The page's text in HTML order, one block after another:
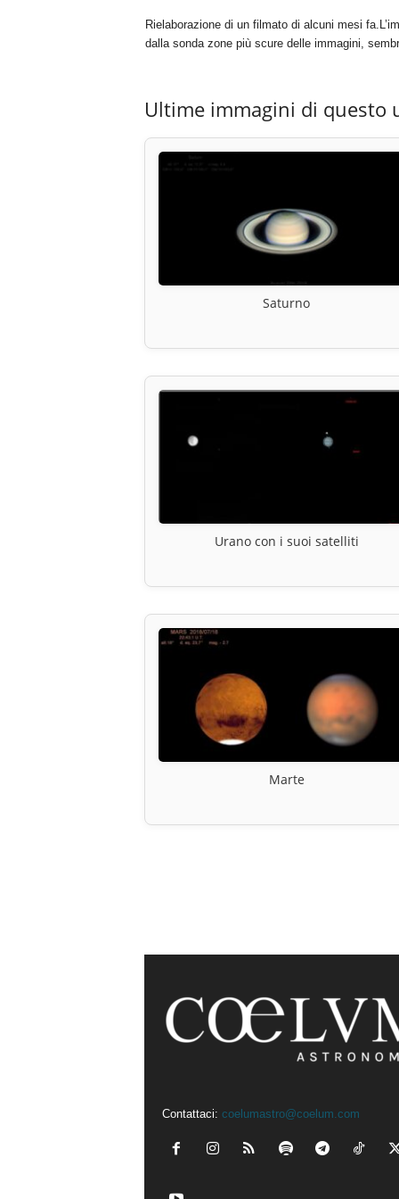
Rielaborazione di un filmato di alcuni mesi
dalla sonda zone più scure delle immagini,
Ultime immagini di questo
Saturno
Urano con i suoi satelliti
Marte
Contattaci: coelumastro@coelum.com